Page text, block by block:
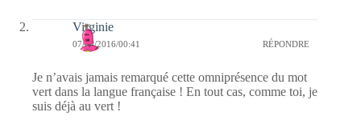
Virginie
07/04/2016/00:41 RÉPONDRE
Je n’avais jamais remarqué cette omniprésence du mot
vert dans la langue française ! En tout cas, comme toi, je
suis déjà au vert !